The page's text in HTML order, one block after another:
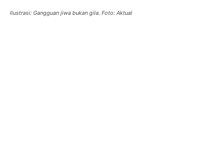
Ilustrasi: Gangguan jiwa bukan gila. Foto: Aktual